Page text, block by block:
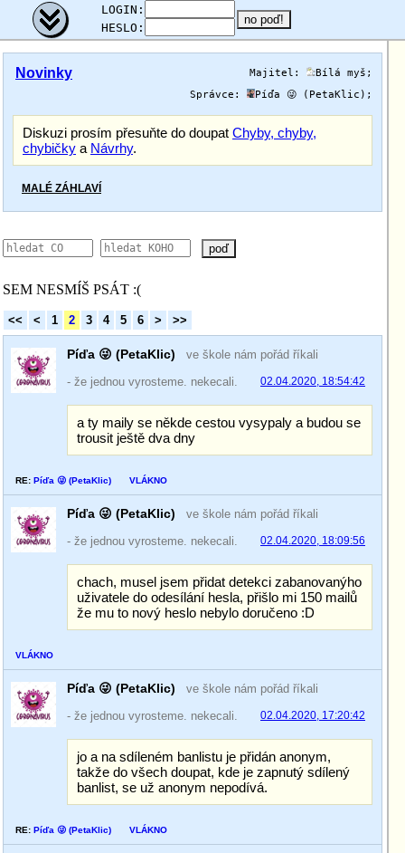
LOGIN:
HESLO:
Novinky Majitel: Bílá myš ;
Správce:
Píďa 😜 (PetaKlic) ;
Diskuzi prosím přesuňte do doupat Chyby, chyby,
chybičky a Návrhy.
MALÉ ZÁHLAVÍ
poď
SEM NESMÍŠ PSÁT :(
<< < 1 2 3 4 5 6 > >>
Píďa 😜 (PetaKlic)
ve škole nám pořád říkali
- že jednou vyrosteme. nekecali.
02.04.2020, 18:54:42
a ty maily se někde cestou vysypaly a budou se
trousit ještě dva dny
RE: Píďa 😜 (PetaKlic) VLÁKNO
Píďa 😜 (PetaKlic)
ve škole nám pořád říkali
- že jednou vyrosteme. nekecali.
02.04.2020, 18:09:56
chach, musel jsem přidat detekci zabanovanýho
uživatele do odesílání hesla, přišlo mi 150 mailů
že mu to nový heslo nebylo doručeno :D
VLÁKNO
Píďa 😜 (PetaKlic)
ve škole nám pořád říkali
- že jednou vyrosteme. nekecali.
02.04.2020, 17:20:42
jo a na sdíleném banlistu je přidán anonym,
takže do všech doupat, kde je zapnutý sdílený
banlist, se už anonym nepodívá.
RE: Píďa 😜 (PetaKlic) VLÁKNO